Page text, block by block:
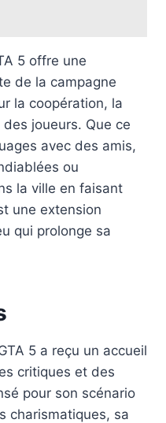
5 offre une
de la campagne
la coopération, la
joueurs. Que ce
avec des amis,
ou
la ville en faisant
une extension
qui prolonge sa
5 a reçu un accueil
critiques et des
pour son scénario
charismatiques, sa